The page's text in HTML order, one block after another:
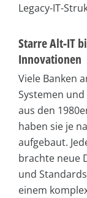
Legacy-IT-
Starre Alt-IT
Innovationen
Viele Banken
Systemen
aus den
haben sie je
aufgebaut.
brachte neue
und
einem